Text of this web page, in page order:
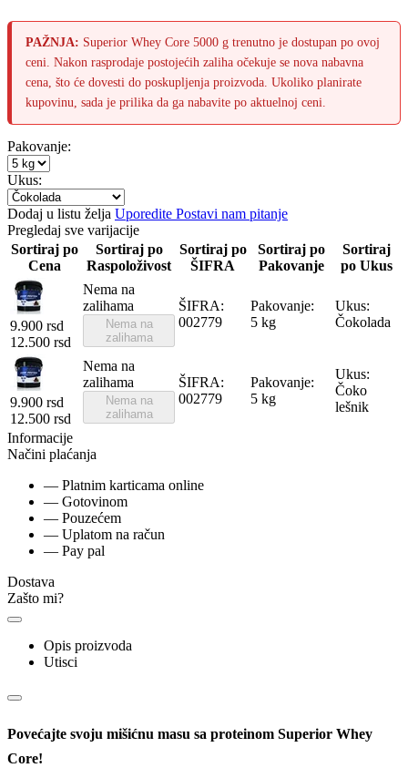
PAŽNJA: Superior Whey Core 5000 g trenutno je dostupan po ovoj
ceni. Nakon rasprodaje postojećih zaliha očekuje se nova nabavna
cena, što će dovesti do poskupljenja proizvoda. Ukoliko planirate
kupovinu, sada je prilika da ga nabavite po aktuelnoj ceni.
Pakovanje:
Ukus:
Dodaj u listu želja Uporedite Postavi nam pitanje
Pregledaj sve varijacije
Sortiraj po
Cena
Sortiraj po
Raspoloživost
Sortiraj po
ŠIFRA
Sortiraj po
Pakovanje
Sortiraj
po Ukus
9.900 rsd
12.500 rsd
Nema na
zalihama
Nema na
zalihama
ŠIFRA:
002779
Pakovanje:
5 kg
Ukus:
Čokolada
9.900 rsd
12.500 rsd
Nema na
zalihama
Nema na
zalihama
ŠIFRA:
002779
Pakovanje:
5 kg
Ukus:
Čoko
lešnik
Informacije
Načini plaćanja
— Platnim karticama online
— Gotovinom
— Pouzećem
— Uplatom na račun
— Pay pal
Dostava
Zašto mi?
Opis proizvoda
Utisci
Povećajte svoju mišićnu masu sa proteinom Superior Whey
Core!